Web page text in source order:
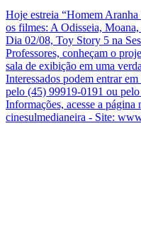
Hoje estreia “Homem
os filmes: A Odisseia,
Dia 02/08, Toy Story 5 na
Professores, conheçam o
sala de exibição em uma
Interessados podem entrar
pelo (45) 99919-0191 ou
Informações, acesse a
cinesulmedianeira - Site: